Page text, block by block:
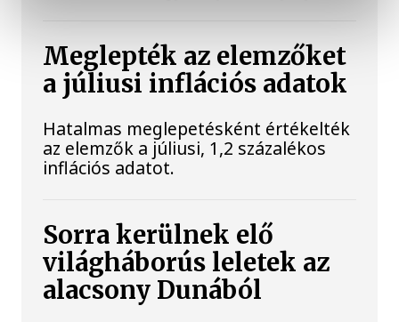
Meglepték az elemzőket
a júliusi inflációs adatok
Hatalmas meglepetésként értékelték
az elemzők a júliusi, 1,2 százalékos
inflációs adatot.
Sorra kerülnek elő
világháborús leletek az
alacsony Dunából